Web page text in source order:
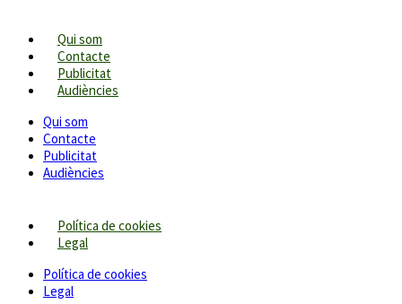
Qui som
Contacte
Publicitat
Audiències
Qui som
Contacte
Publicitat
Audiències
Política de cookies
Legal
Política de cookies
Legal